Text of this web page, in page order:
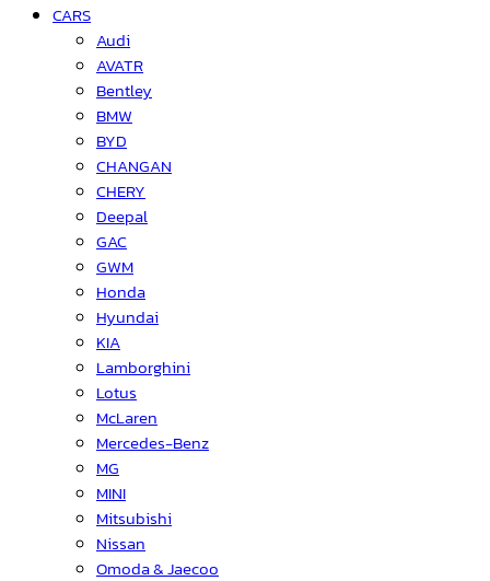
CARS
Audi
AVATR
Bentley
BMW
BYD
CHANGAN
CHERY
Deepal
GAC
GWM
Honda
Hyundai
KIA
Lamborghini
Lotus
McLaren
Mercedes-Benz
MG
MINI
Mitsubishi
Nissan
Omoda & Jaecoo